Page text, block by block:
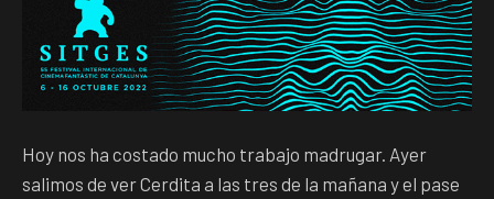
Hoy nos ha costado mucho trabajo madrugar. Ayer
salimos de ver Cerdita a las tres de la mañana y el pase